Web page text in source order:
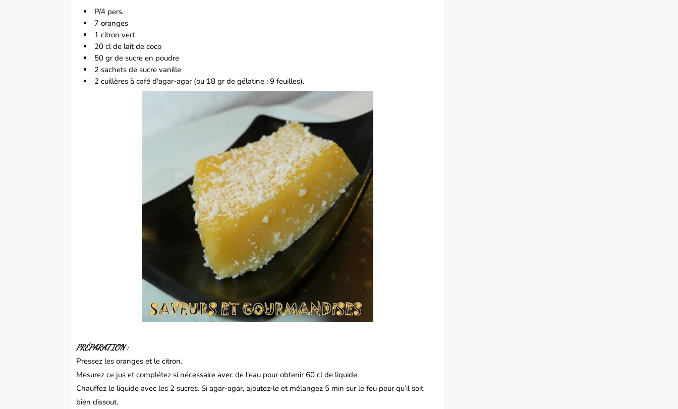
P/4 pers.
7oranges
1 citron vert
20 cl de lait de coco
50 gr de sucre en poudre
2 sachets de sucre vanille
2 cuillères à café d'agar-agar (ou 18 gr de gélatine : 9 feuilles).
PRÉPARATION :
Pressez les oranges et le citron.
Mesurez ce jus et complétez si nécessaire avec de l'eau pour obtenir 60 cl de liquide.
Chauffez le liquide avec les 2 sucres. Si agar-agar, ajoutez-le et mélangez 5 min sur le feu pour qu’il soit
bien dissout.